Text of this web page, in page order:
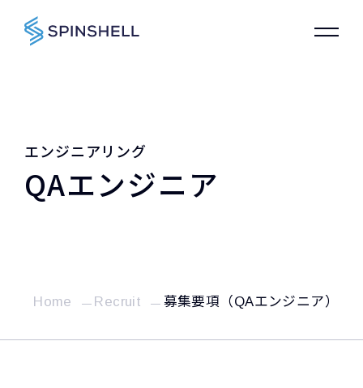
QAエンジニア
エンジニアリング
Home Recruit 募集要項（QAエンジニア）